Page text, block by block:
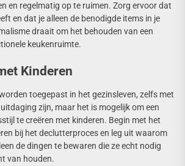
en regelmatig op te ruimen. Zorg ervoor dat
en dat je alleen de benodigde items in je
draait om het behouden van een
keukenruimte.
Kinderen
toegepast in het gezinsleven, zelfs met
zijn, maar het is mogelijk om een
te creëren met kinderen. Begin met het
bij het declutterproces en leg uit waarom
de dingen te bewaren die ze echt nodig
van houden.